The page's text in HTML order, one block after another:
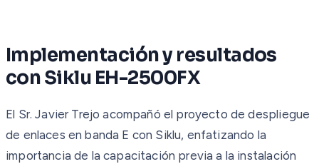
Implementación y resultados
con Siklu EH-2500FX
El Sr. Javier Trejo acompañó el proyecto de despliegue
de enlaces en banda E con Siklu, enfatizando la
importancia de la capacitación previa a la instalación